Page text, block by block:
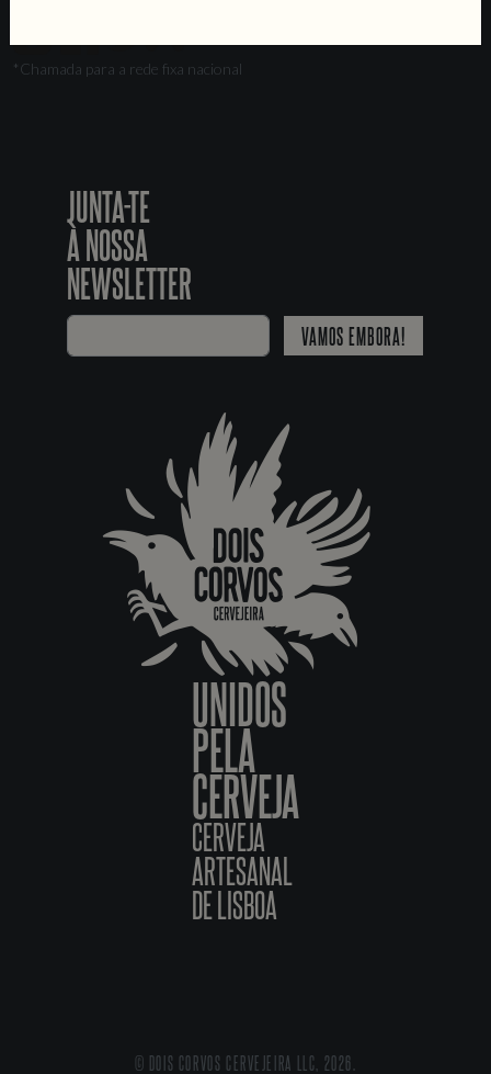
*Chamada para a rede fixa nacional
JUNTA-TE
À NOSSA
NEWSLETTER
VAMOS EMBORA!
UNIDOS
PELA
CERVEJA
CERVEJA
ARTESANAL
DE LISBOA
© DOIS CORVOS CERVEJEIRA LLC, 2026.